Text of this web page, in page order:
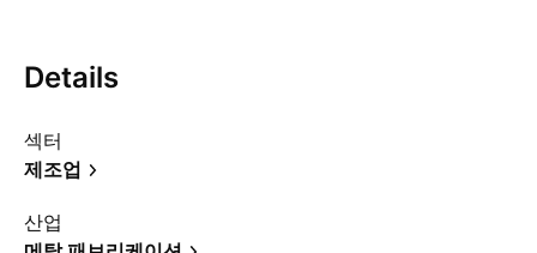
Details
섹터
제조업
산업